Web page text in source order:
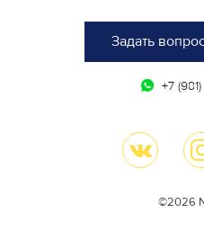
Задать
+7
©2026